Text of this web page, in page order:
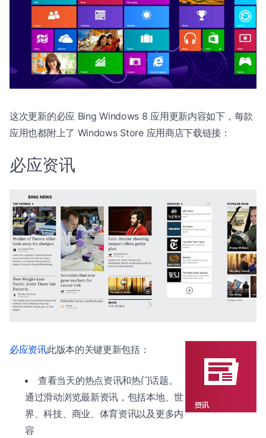
这次更新的必应 Bing Windows 8 应用更新内容如下，每款
应用也都附上了 Windows Store 应用商店下载链接：
必应资讯
必应资讯此版本的关键更新包括：
查看当天的热点资讯和热门话题。
通过滑动浏览最新资讯，包括本地、世
界、科技、商业、体育资讯以及更多内
容